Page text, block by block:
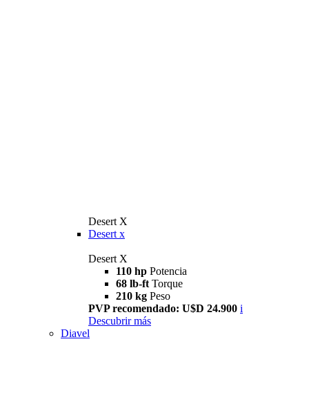
Desert X
Desert x
Desert X
110 hp Potencia
68 lb-ft Torque
210 kg Peso
PVP recomendado: U$D 24.900 i
Descubrir más
Diavel